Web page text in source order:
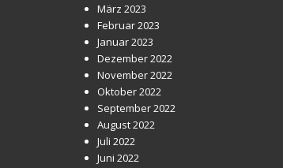
März 2023
Februar 2023
Januar 2023
Dezember 2022
November 2022
Oktober 2022
September 2022
August 2022
Juli 2022
Juni 2022